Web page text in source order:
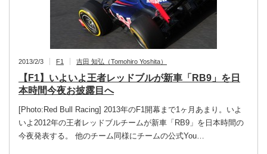
2013/2/3 F1 吉田 知弘（Tomohiro Yoshita）
【F1】いよいよ王者レッドブルが新車「RB9」を日
本時間今夜お披露目へ
[Photo:Red Bull Racing] 2013年のF1開幕まで1ヶ月あまり。いよ
いよ2012年の王者レッドブルチームが新車「RB9」を日本時間の
今夜発表する。 他のチーム同様にチームの公式You…